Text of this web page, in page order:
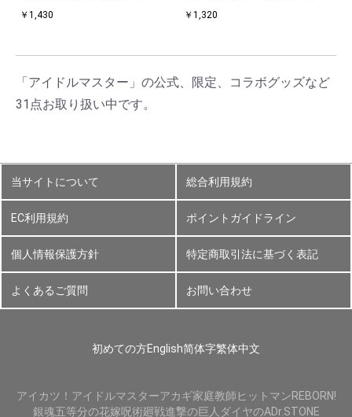
￥1,430 ￥1,320
「アイドルマスター」の公式、限定、コラボグッズなど
31点お取り扱い中です。
当サイトについて 総合利用規約
EC利用規約 ポイントガイドライン
個人情報保護方針 特定商取引法に基づく表記
よくあるご質問 お問い合わせ
初めての方English简体字繁体中文
アイカツ！ アイドルマスターアカギ家庭教師ヒットマンREBORN!
銀魂五等分の花嫁呪術廻戦進撃の巨人 ダイヤのADr.STONE